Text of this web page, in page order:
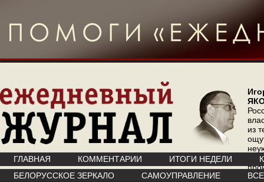
из
ГЛАВНАЯ КОММЕНТАРИИ ИТОГИ НЕДЕЛИ
БЕЛОРУССКОЕ ЗЕРКАЛО
САМОУПРАВЛЕНИЕ